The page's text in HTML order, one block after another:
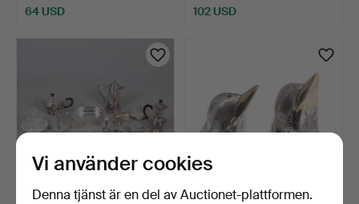
64 USD 102 USD
Vi använder cookies
Denna tjänst är en del av Auctionet-plattformen.